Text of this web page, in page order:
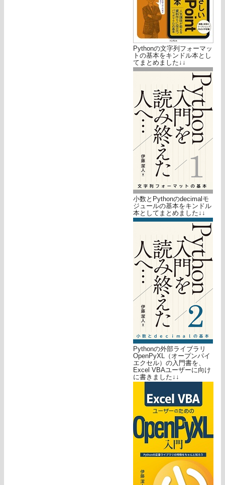
Pythonの文字列フォーマッ
トの基本をキンドル本とし
てまとめました↓↓
小数とPythonのdecimalモ
ジュールの基本をキンドル
本としてまとめました↓↓
Pythonの外部ライブラリ
OpenPyXL（オープンパイ
エクセル）の入門書を、
Excel VBAユーザーに向け
に書きました↓↓